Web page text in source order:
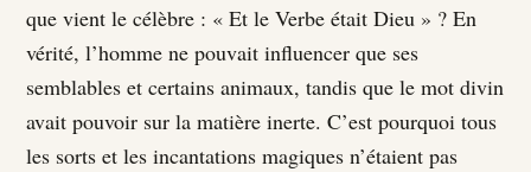
que vient le célèbre : « Et le Verbe était Dieu » ? En
vérité, l’homme ne pouvait influencer que ses
semblables et certains animaux, tandis que le mot divin
avait pouvoir sur la matière inerte. C’est pourquoi tous
les sorts et les incantations magiques n’étaient pas